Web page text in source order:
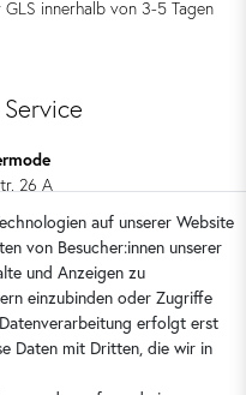
innerhalb von 3-5 Tagen
26 A
Freitag 9 - 16 Uhr
auf unserer Website
von Besucher:innen unserer
und Anzeigen zu
einzubinden oder Zugriffe
erfolgt erst
Daten mit Dritten, die wir in